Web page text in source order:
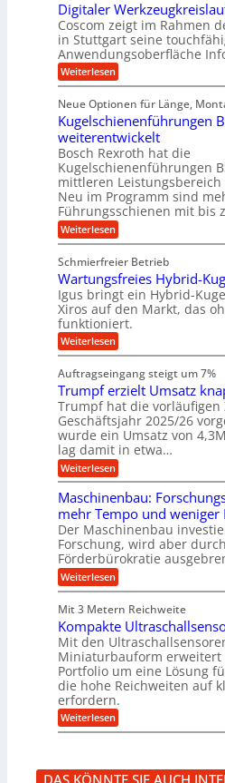
e
b
e
f
ü
r
r
a
u
e
U
m
g
e
b
u
n
g
e
n
a
g
s
e
i
g
a
n
g
i
g
e
r
S
t
e
l
l
e
n
t
r
i
e
b
e
f
r
p
r
ä
z
i
s
e
H
u
b
e
w
e
g
u
n
g
e
z
i
s
i
o
n
f
r
A
u
t
o
m
o
t
i
v
e
n
d
M
a
s
c
h
i
e
n
b
a
u
Digitaler
Coscom zeigt im Rahmen
in Stuttgart seine
Anwendungsoberfläche
Weiterlesen:
D
g
i
t
a
l
e
r
W
e
r
k
z
e
u
g
k
r
e
i
s
a
u
f
Neue Optionen für Länge,
Kugelschienenführungen
weiterentwickelt
Bosch Rexroth hat die
Kugelschienenführungen
mittleren
Neu im Programm sind
Führungsschienen mit bis
Weiterlesen:
K
g
e
l
s
c
h
i
e
e
n
f
ü
h
r
u
n
g
e
B
S
C
L
w
e
i
t
e
r
e
n
t
w
i
c
k
e
Schmierfreier Betrieb
Wartungsfreies Hybrid-
Igus bringt ein Hybrid-
Xiros auf den Markt, das
funktioniert.
Weiterlesen:
W
r
t
u
n
g
s
r
e
i
e
s
H
y
b
r
i
d
-
u
g
e
l
a
g
e
r
Auftragseingang steigt um 7%
Trumpf erzielt Umsatz
Trumpf hat die vorläufigen
Geschäftsjahr 2025/26
wurde ein Umsatz von
lag damit in etwa…
Weiterlesen:
T
u
m
p
f
e
r
z
i
e
t
U
m
s
a
t
z
k
n
p
Maschinenbau:
mehr Tempo und weniger
Der Maschinenbau
Forschung, wird aber
Förderbürokratie
Weiterlesen:
M
s
c
h
i
n
e
n
b
a
u
o
r
Mit 3 Metern Reichweite
Kompakte
Mit den
Miniaturbauform erweitert
Portfolio um eine Lösung
die hohe Reichweiten auf
erfordern.
Weiterlesen:
K
p
a